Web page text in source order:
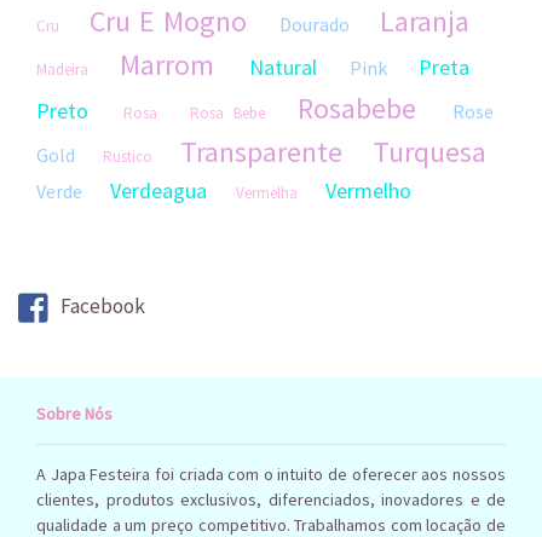
Cru Cru E Mogno Dourado Laranja
Madeira Marrom Natural Pink
Preta
Preto
Rosa Rosa Bebe Rosabebe
Rose
Gold
Rustico Transparente Turquesa
Verde Verdeagua Vermelha Vermelho
Facebook
Sobre Nós
A Japa Festeira foi criada com o intuito de oferecer aos nossos
clientes, produtos exclusivos, diferenciados, inovadores e de
qualidade a um preço competitivo. Trabalhamos com locação de